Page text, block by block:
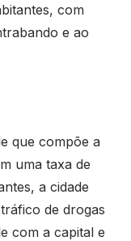
com
e ao
que compõe a
uma taxa de
a cidade
de drogas
com a capital e